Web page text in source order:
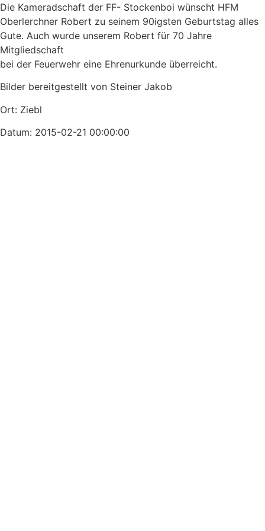
Die Kameradschaft der FF- Stockenboi wünscht HFM
Oberlerchner Robert zu seinem 90igsten Geburtstag alles
Gute. Auch wurde unserem Robert für 70 Jahre
Mitgliedschaft
bei der Feuerwehr eine Ehrenurkunde überreicht.
Bilder bereitgestellt von Steiner Jakob
Ort: Ziebl
Datum: 2015-02-21 00:00:00